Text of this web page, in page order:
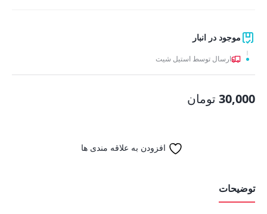
موجود در انبار
ارسال توسط استیل شیت
30,000 تومان
افزودن به علاقه مندی ها
توضیحات